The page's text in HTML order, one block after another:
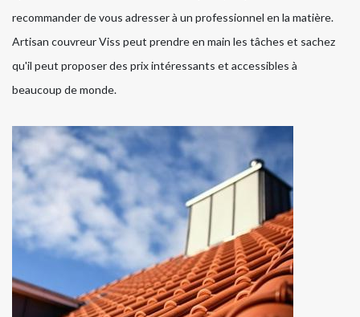
recommander de vous adresser à un professionnel en la matière.
Artisan couvreur Viss peut prendre en main les tâches et sachez
qu'il peut proposer des prix intéressants et accessibles à
beaucoup de monde.